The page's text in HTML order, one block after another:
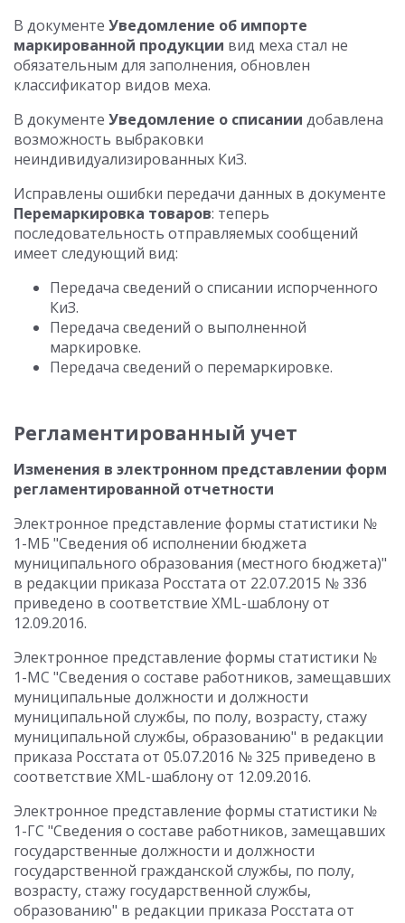
В документе Уведомление об импорте
маркированной продукции вид меха стал не
обязательным для заполнения, обновлен
классификатор видов меха.
В документе Уведомление о списании добавлена
возможность выбраковки
неиндивидуализированных КиЗ.
Исправлены ошибки передачи данных в документе
Перемаркировка товаров: теперь
последовательность отправляемых сообщений
имеет следующий вид:
Передача сведений о списании испорченного
КиЗ.
Передача сведений о выполненной
маркировке.
Передача сведений о перемаркировке.
Регламентированный учет
Изменения в электронном представлении форм
регламентированной отчетности
Электронное представление формы статистики №
1-МБ "Сведения об исполнении бюджета
муниципального образования (местного бюджета)"
в редакции приказа Росстата от 22.07.2015 № 336
приведено в соответствие XML-шаблону от
12.09.2016.
Электронное представление формы статистики №
1-МС "Сведения о составе работников, замещавших
муниципальные должности и должности
муниципальной службы, по полу, возрасту, стажу
муниципальной службы, образованию" в редакции
приказа Росстата от 05.07.2016 № 325 приведено в
соответствие XML-шаблону от 12.09.2016.
Электронное представление формы статистики №
1-ГС "Сведения о составе работников, замещавших
государственные должности и должности
государственной гражданской службы, по полу,
возрасту, стажу государственной службы,
образованию" в редакции приказа Росстата от